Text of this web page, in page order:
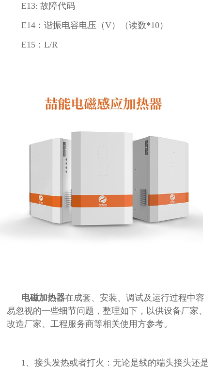
E13: 故障代码
E14：谐振电容电压（V）（读数*10）
E15：L/R
电磁加热器在成套、安装、调试及运行过程中容
易忽视的一些细节问题，整理如下，以供设备厂家、
改造厂家、工程服务商等相关使用方参考。
1、接头发热或者打火：无论是线的端头接头还是